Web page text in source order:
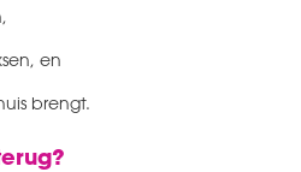
en
brengt.